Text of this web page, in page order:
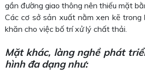
gần đường giao thông nên thiếu mặt
Các cơ sở sản xuất nằm xen kẽ trong
khăn cho việc bố trí xử lý chất thải.
Mặt khác, làng nghề phát
hình đa dạng như: